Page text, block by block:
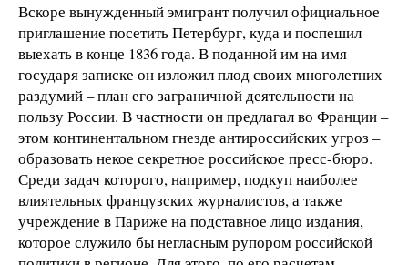
Вскоре вынужденный эмигрант получил официальное
приглашение посетить Петербург, куда и поспешил
выехать в конце 1836 года. В поданной им на имя
государя записке он изложил плод своих многолетних
раздумий – план его заграничной деятельности на
пользу России. В частности он предлагал во Франции –
этом континентальном гнезде антироссийских угроз –
образовать некое секретное российское пресс-бюро.
Среди задач которого, например, подкуп наиболее
влиятельных французских журналистов, а также
учреждение в Париже на подставное лицо издания,
которое служило бы негласным рупором российской